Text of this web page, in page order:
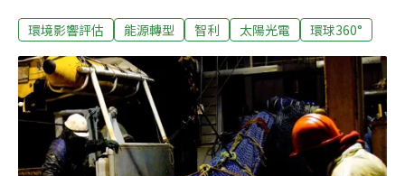
潔淨能源，這些行動使其成為南美洲再生能源領域的領導
要集中在北部地區。在太陽能發電高峰期，智利輸電網無
法消化全部電力，這導致了能源損耗，也就是棄電現象。
智利能源部《2023-2027輸電擴展計畫》指出，鑑於目前
輸電基礎設施的局限性，在規劃新的輸電系統時，需要優
先考慮容量可用的地區。
環境影響評估 能源轉型 智利 太陽光電 環球360°